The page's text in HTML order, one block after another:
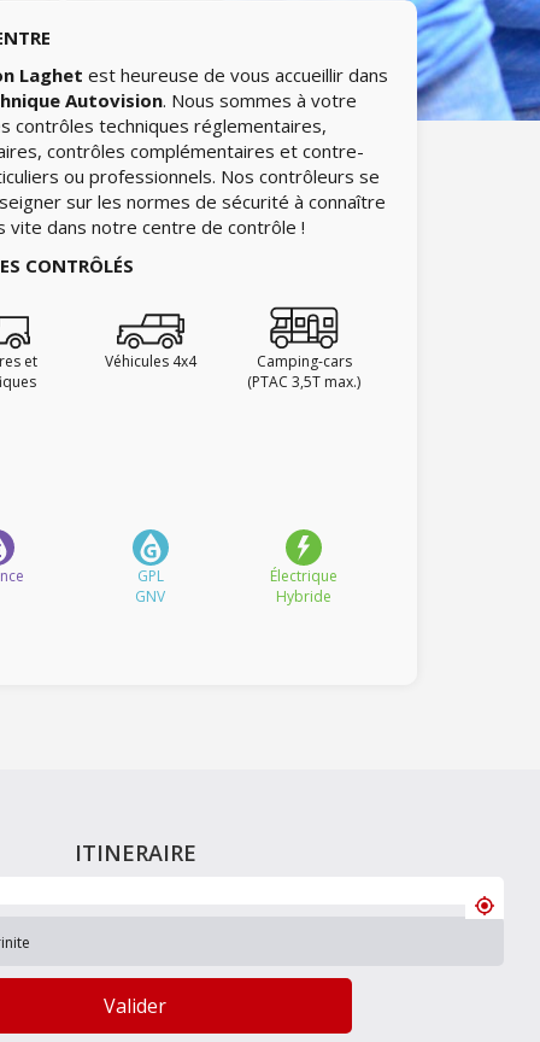
Laghet est heureuse de vous accueillir dans
Autovision. Nous sommes à votre
contrôles techniques réglementaires,
contrôles complémentaires et contre-
ou professionnels. Nos contrôleurs se
sur les normes de sécurité à connaître
vite dans notre centre de contrôle !
CONTRÔLÉS
et
Véhicules 4x4
Camping-cars
(PTAC 3,5T max.)
GPL
GNV
Électrique
Hybride
ITINERAIRE
Valider